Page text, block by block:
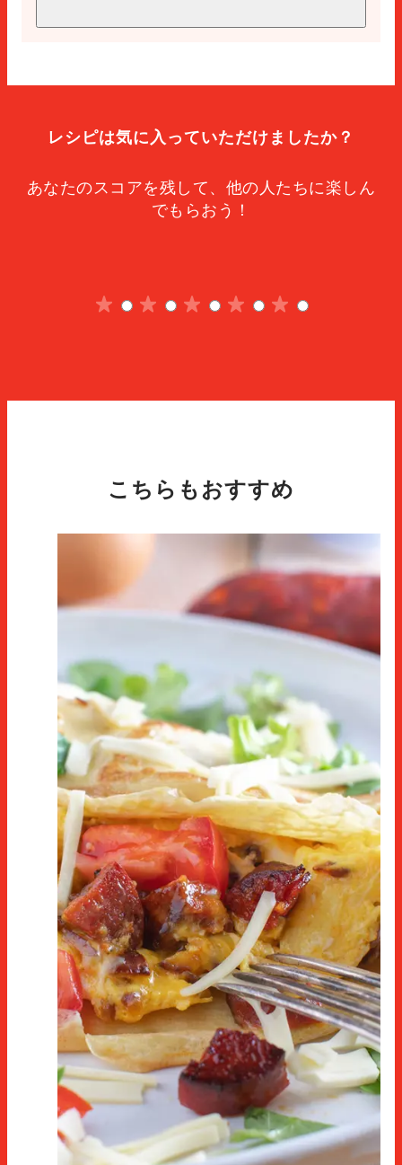
飾り用のクリーム
レシピは気に入っていただけましたか？
あなたのスコアを残して、他の人たちに楽しん
でもらおう！
5 について
4 について5
3 について5
2 について5
1 について5
こちらもおすすめ